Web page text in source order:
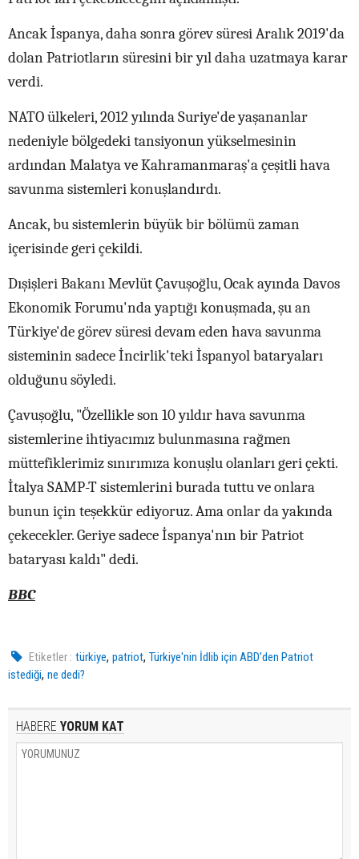
Ancak İspanya, daha sonra görev süresi Aralık 2019'da
dolan Patriotların süresini bir yıl daha uzatmaya karar
verdi.
NATO ülkeleri, 2012 yılında Suriye'de yaşananlar
nedeniyle bölgedeki tansiyonun yükselmesinin
ardından Malatya ve Kahramanmaraş'a çeşitli hava
savunma sistemleri konuşlandırdı.
Ancak, bu sistemlerin büyük bir bölümü zaman
içerisinde geri çekildi.
Dışişleri Bakanı Mevlüt Çavuşoğlu, Ocak ayında Davos
Ekonomik Forumu'nda yaptığı konuşmada, şu an
Türkiye'de görev süresi devam eden hava savunma
sisteminin sadece İncirlik'teki İspanyol bataryaları
olduğunu söyledi.
Çavuşoğlu, "Özellikle son 10 yıldır hava savunma
sistemlerine ihtiyacımız bulunmasına rağmen
müttefiklerimiz sınırımıza konuşlu olanları geri çekti.
İtalya SAMP-T sistemlerini burada tuttu ve onlara
bunun için teşekkür ediyoruz. Ama onlar da yakında
çekecekler. Geriye sadece İspanya'nın bir Patriot
bataryası kaldı" dedi.
BBC
Etiketler : türkiye,patriot,Türkiye'nin İdlib için ABD'den Patriot
istediği, ne dedi?
HABERE YORUM KAT